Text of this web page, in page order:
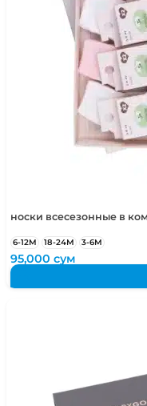
носки всесезонные в
6-12М 18-24М 3-6М
95,000сум